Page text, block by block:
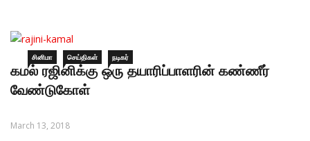
இதற்கு ஒரு பாடல் வேண்டும் என்று கேட்டார். நான் எழுதிய
சினிமா செய்திகள் நடிகர்
கமல் ரஜினிக்கு ஒரு தயாரிப்பாளரின் கண்ணீர்
வேண்டுகோள்
March 13, 2018